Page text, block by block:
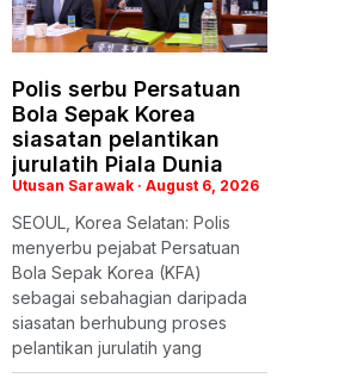
Polis serbu Persatuan
Bola Sepak Korea
siasatan pelantikan
jurulatih Piala Dunia
Utusan Sarawak August 6, 2026
SEOUL, Korea Selatan: Polis
menyerbu pejabat Persatuan
Bola Sepak Korea (KFA)
sebagai sebahagian daripada
siasatan berhubung proses
pelantikan jurulatih yang